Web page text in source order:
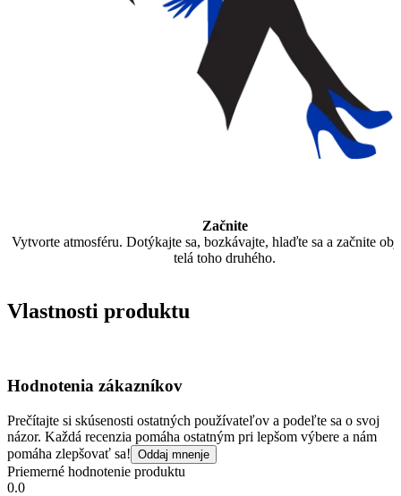
Začnite
Vytvorte atmosféru. Dotýkajte sa, bozkávajte, hlaďte sa a začnite
telá toho druhého.
Vlastnosti produktu
Hodnotenia zákazníkov
Prečítajte si skúsenosti ostatných používateľov a podeľte sa o svoj
názor. Každá recenzia pomáha ostatným pri lepšom výbere a nám
pomáha zlepšovať sa! Oddaj mnenje
Priemerné hodnotenie produktu
0.0